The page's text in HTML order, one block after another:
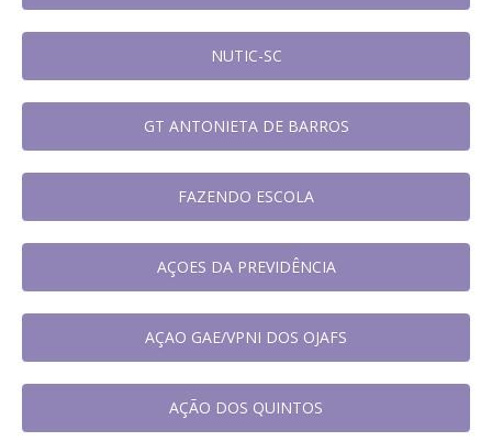
NUTIC-SC
GT ANTONIETA DE BARROS
FAZENDO ESCOLA
AÇOES DA PREVIDÊNCIA
AÇAO GAE/VPNI DOS OJAFS
AÇÃO DOS QUINTOS